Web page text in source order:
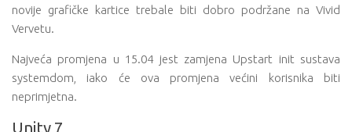
novije grafičke kartice trebale biti dobro podržane na Vivid
Vervetu.
Najveća promjena u 15.04 jest zamjena Upstart init sustava
systemdom, iako će ova promjena većini korisnika biti
neprimjetna.
Unity 7